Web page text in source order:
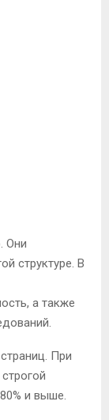
Они
структуре. В
а также
При
и выше.